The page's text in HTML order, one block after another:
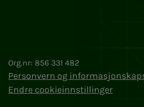
Org.nr: 856 331 482
Personvern og
Endre cookieinnstillinger